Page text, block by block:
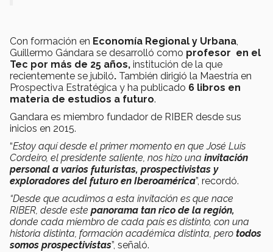
Con formación en Economía Regional y Urbana,
Guillermo Gándara se desarrolló como profesor en el
Tec por más de 25 años, institución de la que
recientemente se jubiló. También dirigió la Maestría en
Prospectiva Estratégica y ha publicado 6 libros en
materia de estudios a futuro.
Gandara es miembro fundador de RIBER desde sus
inicios en 2015.
“Estoy aquí desde el primer momento en que José Luis
Cordeiro, el presidente saliente, nos hizo una invitación
personal a varios futuristas, prospectivistas y
exploradores del futuro en Iberoamérica”, recordó.
“Desde que acudimos a esta invitación es que nace
RIBER, desde este panorama tan rico de la región,
donde cada miembro de cada país es distinto, con una
historia distinta, formación académica distinta, pero todos
somos prospectivistas”, señaló.